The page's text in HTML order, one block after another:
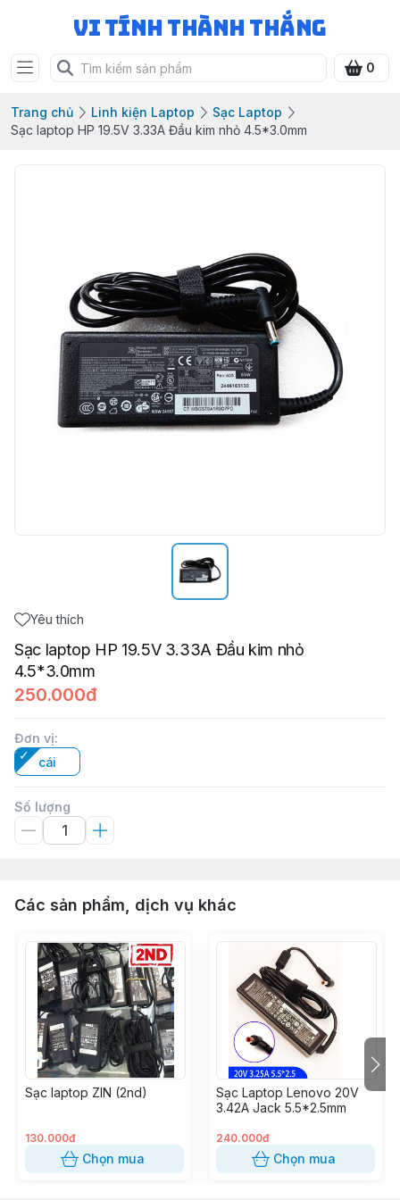
Vi Tính Thành Thắng
0
Trang chủ Linh kiện Laptop
Sạc Laptop
Sạc laptop HP 19.5V 3.33A Đầu kim nhỏ 4.5*3.0mm
Yêu thích
Sạc laptop HP 19.5V 3.33A Đầu kim nhỏ
4.5*3.0mm
250.000đ
Đơn vị:
cái
Số lượng
Các sản phẩm, dịch vụ khác
Sạc laptop ZIN (2nd)
130.000đ
Chọn mua
Sạc Laptop Lenovo 20V
3.42A Jack 5.5*2.5mm
240.000đ
Chọn mua